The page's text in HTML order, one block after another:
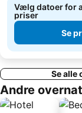
Vælg datoer for
priser
Se
Se alle
Andre